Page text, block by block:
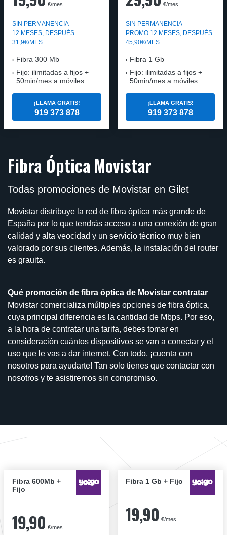
€/mes
SIN PERMANENCIA
12 MESES, DESPUÉS
31,9€/MES
Fibra 300 Mb
Fijo: ilimitadas a fijos +
50min/mes a móviles
¡LLAMA GRATIS!
919 373 878
€/mes
SIN PERMANENCIA
PROMO 12 MESES, DESPUÉS
45,90€/MES
Fibra 1 Gb
Fijo: ilimitadas a fijos +
50min/mes a móviles
¡LLAMA GRATIS!
919 373 878
Fibra Óptica Movistar
Todas promociones de Movistar en Gilet
Movistar distribuye la red de fibra óptica más grande de
España por lo que tendrás acceso a una conexión de gran
calidad y alta veocidad y un servicio técnico muy bien
valorado por sus clientes. Además, la instalación del router
es grauita.
Qué promoción de fibra óptica de Movistar contratar
Movistar comercializa múltiples opciones de fibra óptica,
cuya principal diferencia es la cantidad de Mbps. Por eso,
a la hora de contratar una tarifa, debes tomar en
consideración cuántos dispositivos se van a conectar y el
uso que le vas a dar internet. Con todo, ¡cuenta con
nosotros para ayudarte! Tan solo tienes que contactar con
nosotros y te asistiremos sin compromiso.
Fibra 600Mb +
Fijo
19,90 €/mes
Fibra 1 Gb + Fijo
19,90 €/mes